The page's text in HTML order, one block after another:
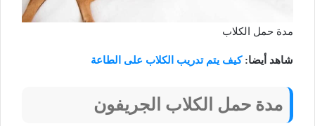
مدة حمل الكلاب
شاهد أيضا:كيف يتم تدريب الكلاب على الطاعة
مدة حمل الكلاب الجريفون